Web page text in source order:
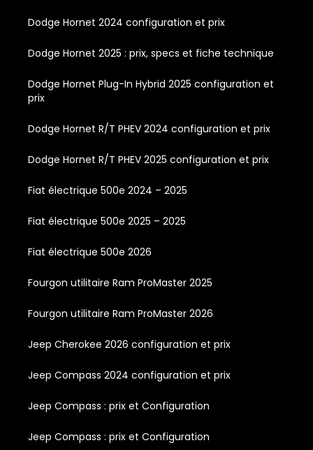
Dodge Hornet 2024 configuration et prix
Dodge Hornet 2025 : prix, specs et fiche technique
Dodge Hornet Plug-In Hybrid 2025 configuration et
prix
Dodge Hornet R/T PHEV 2024 configuration et prix
Dodge Hornet R/T PHEV 2025 configuration et prix
Fiat électrique 500e 2024 – 2025
Fiat électrique 500e 2025 – 2025
Fiat électrique 500e 2026
Fourgon utilitaire Ram ProMaster 2025
Fourgon utilitaire Ram ProMaster 2026
Jeep Cherokee 2026 configuration et prix
Jeep Compass 2024 configuration et prix
Jeep Compass : prix et Configuration
Jeep Compass : prix et Configuration